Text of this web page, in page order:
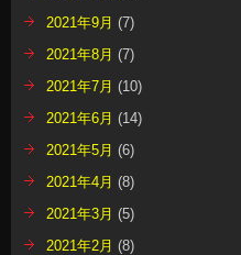
2021年9月 (7)
2021年8月 (7)
2021年7月 (10)
2021年6月 (14)
2021年5月 (6)
2021年4月 (8)
2021年3月 (5)
2021年2月 (8)